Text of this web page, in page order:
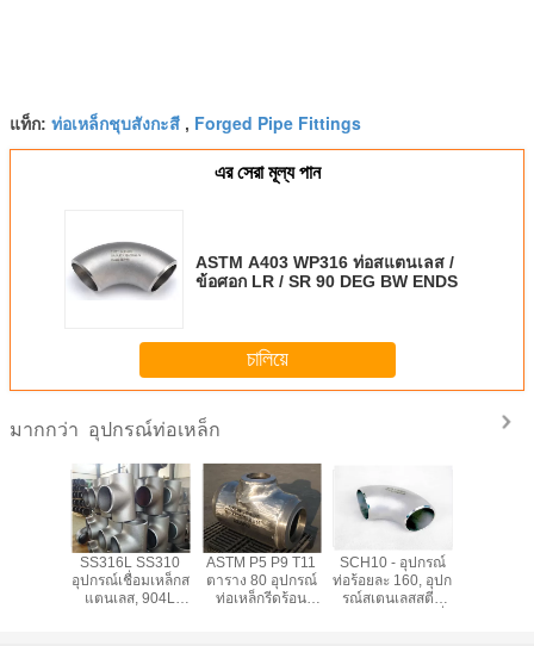
แท็ก: ท่อเหล็กชุบสังกะสี , Forged Pipe Fittings
এর সেরা মূল্য পান
ASTM A403 WP316 ท่อสแตนเลส /
ข้อศอก LR / SR 90 DEG BW ENDS
চালিয়ে
มากกว่า อุปกรณ์ท่อเหล็ก
SS316L SS310
อุปกรณ์เชื่อมเหล็กส
แตนเลส, 904L
ASTM P5 P9 T11
ตาราง 80 อุปกรณ์
ท่อเหล็กรีดร้อน
SCH10 - อุปกรณ์
ท่อร้อยละ 160, อุปก
รณ์สเตนเลสสตีล